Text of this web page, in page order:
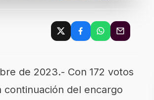
de 2023.- Con 172 votos
continuación del encargo